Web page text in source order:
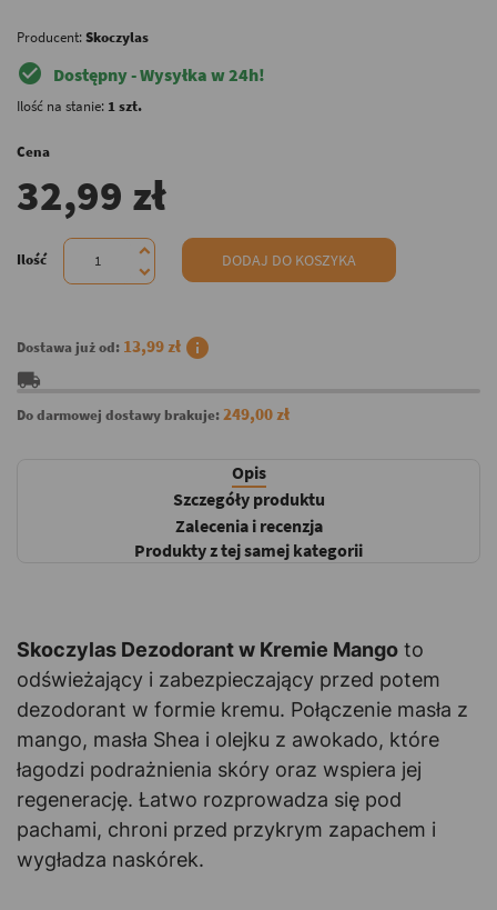
Producent:Skoczylas
check_circle Dostępny - Wysyłka w 24h!
Ilość na stanie: 1 szt.
Cena
32,99 zł
Ilość DODAJ DO KOSZYKA
Dostawa już od: 13,99 zł info
local_shipping
Do darmowej dostawy brakuje:249,00 zł
Opis
Szczegóły produktu
Zalecenia i recenzja
Produkty z tej samej kategorii
Skoczylas Dezodorant w Kremie Mango to
odświeżający i zabezpieczający przed potem
dezodorant w formie kremu. Połączenie masła z
mango, masła Shea i olejku z awokado, które
łagodzi podrażnienia skóry oraz wspiera jej
regenerację. Łatwo rozprowadza się pod
pachami, chroni przed przykrym zapachem i
wygładza naskórek.